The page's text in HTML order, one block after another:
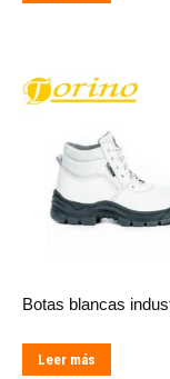
Botas blancas
Leer más